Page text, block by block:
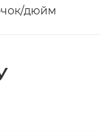
дюйм